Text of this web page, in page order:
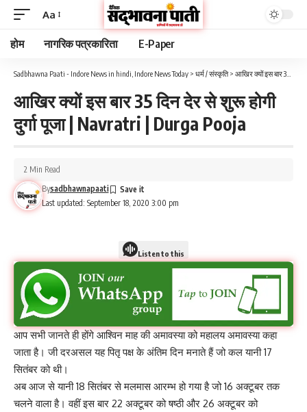
Aa
होम नागरिक पत्रकारिता E-Paper
Sadbhawna Paati - Indore News in hindi, Indore News Today > धर्म / संस्कृति> आखिर क्यों इस बार 35 दिन देर से शुरू होगी दुर्गा पूजा | Navratri | Durga Pooja
आखिर क्यों इस बार 35 दिन देर से शुरू होगी
दुर्गा पूजा | Navratri | Durga Pooja
Last updated: September 18, 2020 3:00 pm
Bysadbhawnapaati
2 Min Read
Listen to this
आप सभी जानते ही होंगे आश्विन माह की अमावस्या को महालय अमावस्या कहा
जाता है। जी दरअसल यह पितृ पक्ष के अंतिम दिन मनाते हैं जो कल यानी 17
सितंबर को थी।
अब आज से यानी 18 सितंबर से मलमास आरम्भ हो गया है जो 16 अक्टूबर तक
चलने वाला है। वहीं इस बार 22 अक्टूबर को षष्ठी और 26 अक्टूबर को